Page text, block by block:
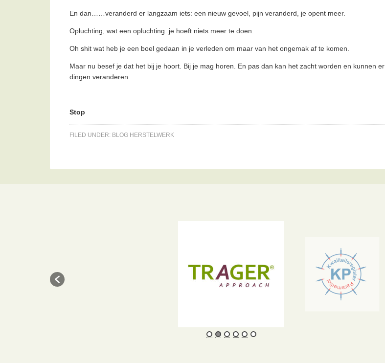
En dan……veranderd er langzaam iets: een nieuw gevoel, pijn veranderd, je opent meer.
Opluchting, wat een opluchting. je hoeft niets meer te doen.
Oh shit wat heb je een boel gedaan in je verleden om maar van het ongemak af te komen.
Maar nu besef je dat het bij je hoort. Bij je mag horen. En pas dan kan het zacht worden en kunnen er
dingen veranderen.
Stop
FILED UNDER: BLOG HERSTELWERK